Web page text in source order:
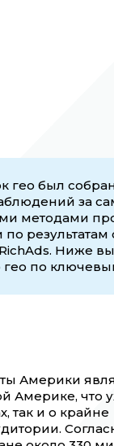
гео был
за
методами
результатам
Ниже
гео по
Америки
Америке, что
так и о крайне